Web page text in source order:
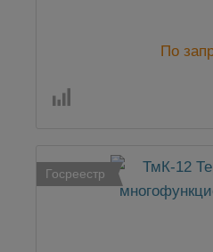
По
Госреестр